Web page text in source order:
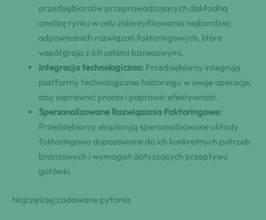
przedsiębiorców przeprowadzających dokładną
analizę rynku w celu zidentyfikowania najbardziej
odpowiednich rozwiązań faktoringowych, które
współgrają z ich celami biznesowymi.
Integracja technologiczna: Przedsiębiorcy integrują
platformy technologiczne faktoringu w swoje operacje,
aby usprawnić proces i poprawić efektywność.
Spersonalizowane Rozwiązania Faktoringowe:
Przedsiębiorcy eksplorują spersonalizowane układy
faktoringowe dopasowane do ich konkretnych potrzeb
branżowych i wymagań dotyczących przepływu
gotówki.
Najczęściej zadawane pytania